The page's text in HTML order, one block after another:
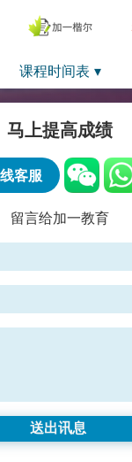
课程时间表
马上提高成绩
客服
留言给加一教育